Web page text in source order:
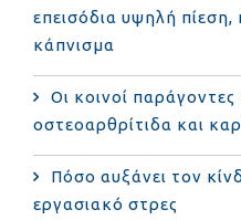
επεισόδια υψηλή
κάπνισμα
Οι κοινοί παράγοντες
οστεοαρθρίτιδα και
Πόσο αυξάνει τον
εργασιακό στρες